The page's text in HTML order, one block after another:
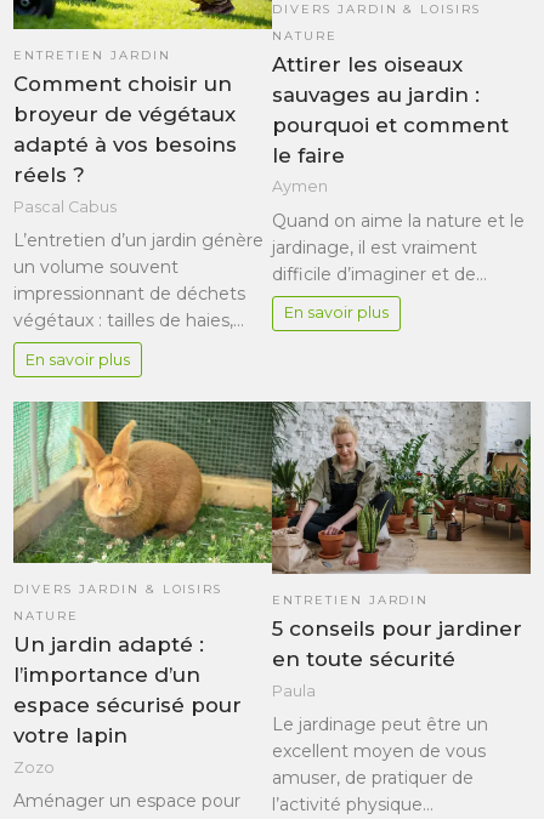
ENTRETIEN JARDIN
Comment choisir un
broyeur de végétaux
adapté à vos besoins
réels ?
Pascal Cabus
L’entretien d’un jardin génère
un volume souvent
impressionnant de déchets
végétaux : tailles de haies,…
En savoir plus
DIVERS JARDIN & LOISIRS
NATURE
Attirer les oiseaux
sauvages au jardin :
pourquoi et comment
le faire
Aymen
Quand on aime la nature et le
jardinage, il est vraiment
difficile d’imaginer et de…
En savoir plus
DIVERS JARDIN & LOISIRS
NATURE
Un jardin adapté :
l’importance d’un
espace sécurisé pour
votre lapin
Zozo
Aménager un espace pour
ENTRETIEN JARDIN
5 conseils pour jardiner
en toute sécurité
Paula
Le jardinage peut être un
excellent moyen de vous
amuser, de pratiquer de
l’activité physique…